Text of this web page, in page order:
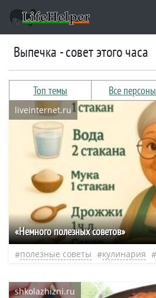
выпечка - совет этого часа
Топ темы Все персоны
liveinternet.ru
«Немного полезных советов»
полезные советы кулинария
shkolazhizni.ru